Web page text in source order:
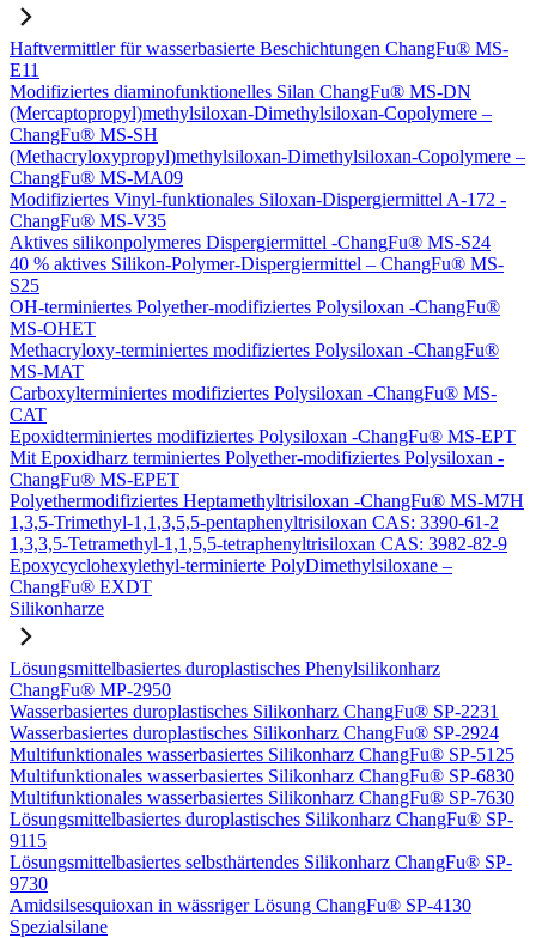
Haftvermittler für wasserbasierte Beschichtungen ChangFu® MS-
E11
Modifiziertes diaminofunktionelles Silan ChangFu® MS-DN
(Mercaptopropyl)methylsiloxan-Dimethylsiloxan-Copolymere –
ChangFu® MS-SH
(Methacryloxypropyl)methylsiloxan-Dimethylsiloxan-Copolymere –
ChangFu® MS-MA09
Modifiziertes Vinyl-funktionales Siloxan-Dispergiermittel A-172 -
ChangFu® MS-V35
Aktives silikonpolymeres Dispergiermittel -ChangFu® MS-S24
40 % aktives Silikon-Polymer-Dispergiermittel – ChangFu® MS-
S25
OH-terminiertes Polyether-modifiziertes Polysiloxan -ChangFu®
MS-OHET
Methacryloxy-terminiertes modifiziertes Polysiloxan -ChangFu®
MS-MAT
Carboxylterminiertes modifiziertes Polysiloxan -ChangFu® MS-
CAT
Epoxidterminiertes modifiziertes Polysiloxan -ChangFu® MS-EPT
Mit Epoxidharz terminiertes Polyether-modifiziertes Polysiloxan -
ChangFu® MS-EPET
Polyethermodifiziertes Heptamethyltrisiloxan -ChangFu® MS-M7H
1,3,5-Trimethyl-1,1,3,5,5-pentaphenyltrisiloxan CAS: 3390-61-2
1,3,3,5-Tetramethyl-1,1,5,5-tetraphenyltrisiloxan CAS: 3982-82-9
Epoxycyclohexylethyl-terminierte PolyDimethylsiloxane –
ChangFu® EXDT
Silikonharze
Lösungsmittelbasiertes duroplastisches Phenylsilikonharz
ChangFu® MP-2950
Wasserbasiertes duroplastisches Silikonharz ChangFu® SP-2231
Wasserbasiertes duroplastisches Silikonharz ChangFu® SP-2924
Multifunktionales wasserbasiertes Silikonharz ChangFu® SP-5125
Multifunktionales wasserbasiertes Silikonharz ChangFu® SP-6830
Multifunktionales wasserbasiertes Silikonharz ChangFu® SP-7630
Lösungsmittelbasiertes duroplastisches Silikonharz ChangFu® SP-
9115
Lösungsmittelbasiertes selbsthärtendes Silikonharz ChangFu® SP-
9730
Amidsilsesquioxan in wässriger Lösung ChangFu® SP-4130
Spezialsilane